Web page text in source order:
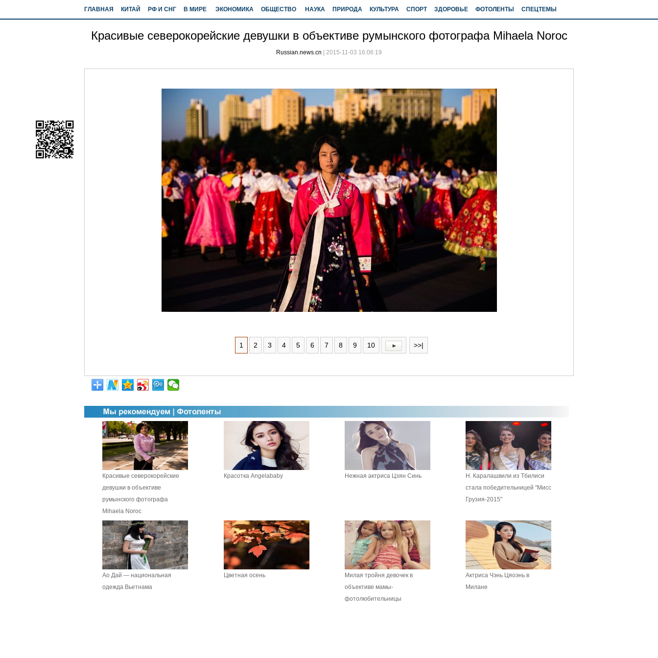
ГЛАВНАЯ КИТАЙ РФ И СНГ В МИРЕ ЭКОНОМИКА ОБЩЕСТВО НАУКА ПРИРОДА КУЛЬТУРА СПОРТ ЗДОРОВЬЕ ФОТОЛЕНТЫ СПЕЦТЕМЫ
Красивые северокорейские девушки в объективе румынского фотографа Mihaela Noroc
Russian.news.cn 2015-11-03 16:06:19
1 2 3 4 5 6 7 8 9 10 >>|
Красивые северокорейские
девушки в объективе
румынского фотографа
Mihaela Noroc
Красотка Angelababy Нежная актриса Цзян Синь
Н. Каралашвили из Тбилиси
стала победительницей "Мисс
Грузия-2015"
Ао Дай — национальная
одежда Вьетнама
Цветная осень
Милая тройня девочек в
объективе мамы-
фотолюбительницы
Актриса Чэнь Цяоэнь в
Милане